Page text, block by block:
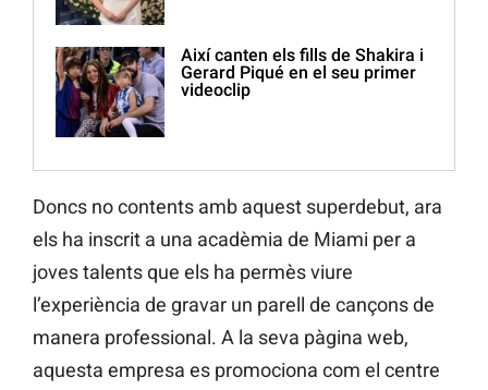
Així canten els fills de Shakira i
Gerard Piqué en el seu primer
videoclip
Doncs no contents amb aquest superdebut, ara
els ha inscrit a una acadèmia de Miami per a
joves talents que els ha permès viure
l’experiència de gravar un parell de cançons de
manera professional. A la seva pàgina web,
aquesta empresa es promociona com el centre